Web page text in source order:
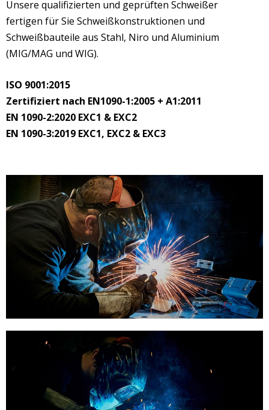
Unsere qualifizierten und geprüften Schweißer
fertigen für Sie Schweißkonstruktionen und
Schweißbauteile aus Stahl, Niro und Aluminium
(MIG/MAG und WIG).
ISO 9001:2015
Zertifiziert nach EN1090-1:2005 + A1:2011
EN 1090-2:2020 EXC1 & EXC2
EN 1090-3:2019 EXC1, EXC2 & EXC3